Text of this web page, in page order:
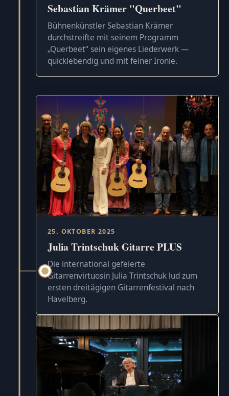
Sebastian Krämer "Querbeet"
Bühnenkünstler Sebastian Krämer
durchstreifte mit seinem Programm
„Querbeet“ sein eigenes Liederwerk —
quicklebendig und mit feiner Ironie.
25. OKTOBER 2025
Julia Trintschuk Gitarre PLUS
Die international gefeierte
Gitarrenvirtuosin Julia Trintschuk lud zum
ersten dreitägigen Gitarrenfestival nach
Havelberg.